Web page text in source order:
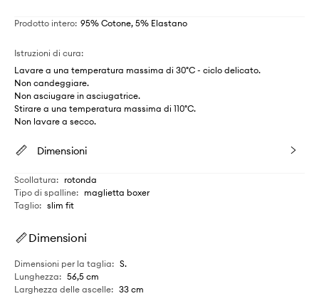
Prodotto intero: 95% Cotone, 5% Elastano
Istruzioni di cura:
Lavare a una temperatura massima di 30°C - ciclo delicato.
Non candeggiare.
Non asciugare in asciugatrice.
Stirare a una temperatura massima di 110°C.
Non lavare a secco.
Dimensioni
Scollatura: rotonda
Tipo di spalline: maglietta boxer
Taglio: slim fit
Dimensioni
Dimensioni per la taglia: S.
Lunghezza: 56,5 cm
Larghezza delle ascelle: 33 cm